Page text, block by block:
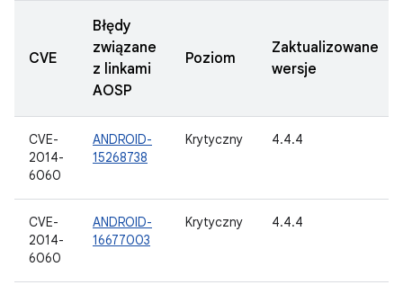
CVE
Błędy
związane
z linkami
AOSP
Poziom
Zaktualizowane
wersje
CVE-
2014-
6060
ANDROID-
15268738
Krytyczny 4.4.4
CVE-
2014-
6060
ANDROID-
16677003
Krytyczny 4.4.4